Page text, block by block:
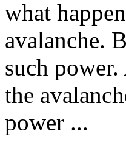
what
avalanche.
such
the
power ...